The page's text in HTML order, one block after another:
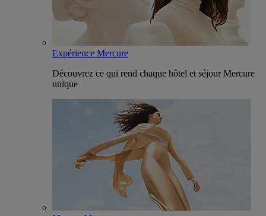
Expérience Mercure
Découvrez ce qui rend chaque hôtel et séjour Mercure
unique